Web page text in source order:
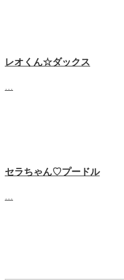
レオくん☆ダックス
セラちゃん♡プードル